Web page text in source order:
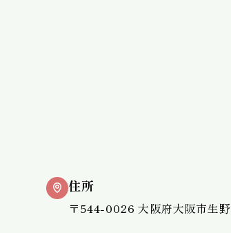
住所
〒544-0026 大阪府大阪市生